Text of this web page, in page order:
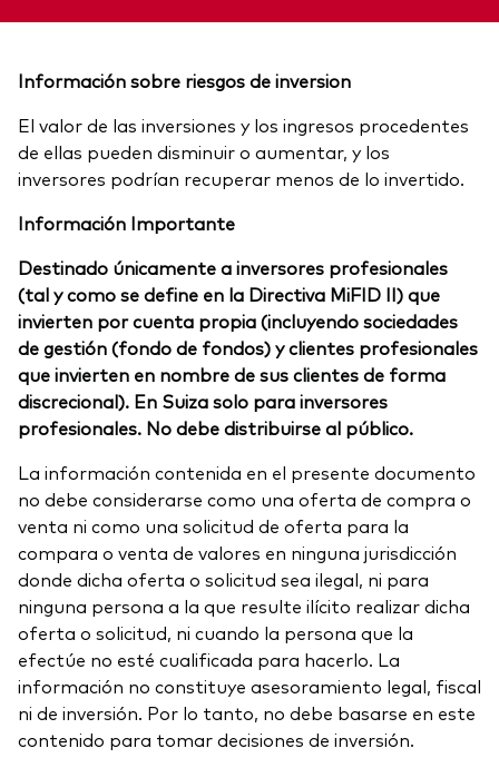
Información sobre riesgos de inversion
El valor de las inversiones y los ingresos procedentes
de ellas pueden disminuir o aumentar, y los
inversores podrían recuperar menos de lo invertido.
Información Importante
Destinado únicamente a inversores profesionales
(tal y como se define en la Directiva MiFID II) que
invierten por cuenta propia (incluyendo sociedades
de gestión (fondo de fondos) y clientes profesionales
que invierten en nombre de sus clientes de forma
discrecional). En Suiza solo para inversores
profesionales. No debe distribuirse al público.
La información contenida en el presente documento
no debe considerarse como una oferta de compra o
venta ni como una solicitud de oferta para la
compara o venta de valores en ninguna jurisdicción
donde dicha oferta o solicitud sea ilegal, ni para
ninguna persona a la que resulte ilícito realizar dicha
oferta o solicitud, ni cuando la persona que la
efectúe no esté cualificada para hacerlo. La
información no constituye asesoramiento legal, fiscal
ni de inversión. Por lo tanto, no debe basarse en este
contenido para tomar decisiones de inversión.